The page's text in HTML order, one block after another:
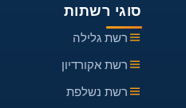
סוגי רשתות
רשת גלילה
רשת אקורדיון
רשת נשלפת